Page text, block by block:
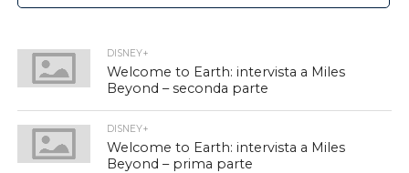
DISNEY+
Welcome to Earth: intervista a Miles
Beyond – seconda parte
DISNEY+
Welcome to Earth: intervista a Miles
Beyond – prima parte